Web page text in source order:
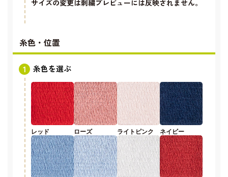
サイズの変更は刺繍プレビューには反映されません。
糸色・位置
糸色を選ぶ
レッド ローズ ライトピンク ネイビー